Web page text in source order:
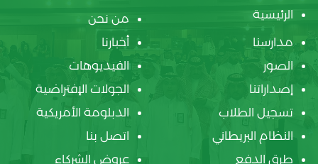
الرئيسية
من نحن
مدارسنا
أخبارنا
الصور
الفيديوهات
إصداراتنا
الجولات الإفتراضية
تسجيل الطلاب
الدبلومة الأمريكية
النظام البريطاني
اتصل بنا
طرق الدفع
عروض الشركاء